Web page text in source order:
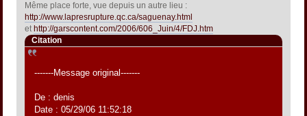
Même place forte, vue depuis un autre lieu :
http://www.lapresrupture.qc.ca/saguenay.html
et http://garscontent.com/2006/606_Juin/4/FDJ.htm
Citation
-------Message original-------
De : denis
Date : 05/29/06 11:52:18